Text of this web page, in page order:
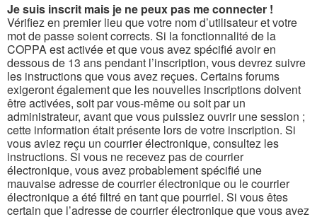
Je suis inscrit mais je ne peux pas me connecter !
Vérifiez en premier lieu que votre nom d’utilisateur et votre
mot de passe soient corrects. Si la fonctionnalité de la
COPPA est activée et que vous avez spécifié avoir en
dessous de 13 ans pendant l’inscription, vous devrez suivre
les instructions que vous avez reçues. Certains forums
exigeront également que les nouvelles inscriptions doivent
être activées, soit par vous-même ou soit par un
administrateur, avant que vous puissiez ouvrir une session ;
cette information était présente lors de votre inscription. Si
vous aviez reçu un courrier électronique, consultez les
instructions. Si vous ne recevez pas de courrier
électronique, vous avez probablement spécifié une
mauvaise adresse de courrier électronique ou le courrier
électronique a été filtré en tant que pourriel. Si vous êtes
certain que l’adresse de courrier électronique que vous avez